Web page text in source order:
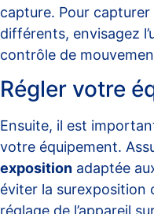
capture. Pour
différents, envisagez
contrôle de
Régler votre
Ensuite, il est
votre équipement.
exposition adaptée
éviter la surexposition
réglage de l’appareil